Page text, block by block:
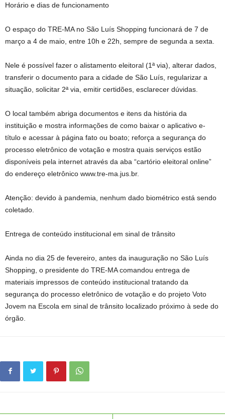
Horário e dias de funcionamento
O espaço do TRE-MA no São Luís Shopping funcionará de 7 de
março a 4 de maio, entre 10h e 22h, sempre de segunda a sexta.
Nele é possível fazer o alistamento eleitoral (1ª via), alterar dados,
transferir o documento para a cidade de São Luís, regularizar a
situação, solicitar 2ª via, emitir certidões, esclarecer dúvidas.
O local também abriga documentos e itens da história da
instituição e mostra informações de como baixar o aplicativo e-
título e acessar à página fato ou boato; reforça a segurança do
processo eletrônico de votação e mostra quais serviços estão
disponíveis pela internet através da aba “cartório eleitoral online”
do endereço eletrônico www.tre-ma.jus.br.
Atenção: devido à pandemia, nenhum dado biométrico está sendo
coletado.
Entrega de conteúdo institucional em sinal de trânsito
Ainda no dia 25 de fevereiro, antes da inauguração no São Luís
Shopping, o presidente do TRE-MA comandou entrega de
materiais impressos de conteúdo institucional tratando da
segurança do processo eletrônico de votação e do projeto Voto
Jovem na Escola em sinal de trânsito localizado próximo à sede do
órgão.